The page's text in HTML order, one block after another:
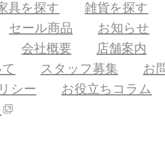
具を探す
雑貨を探す
セール商品
お知らせ
会社概要
店舗案内
スタッフ募集
お
シー
お役立ちコラム